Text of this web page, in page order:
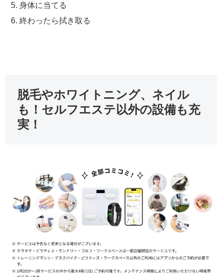
身体に当てる
終わったら拭き取る
脱毛やホワイトニング、ネイル
も！セルフエステ以外の設備も充
実！